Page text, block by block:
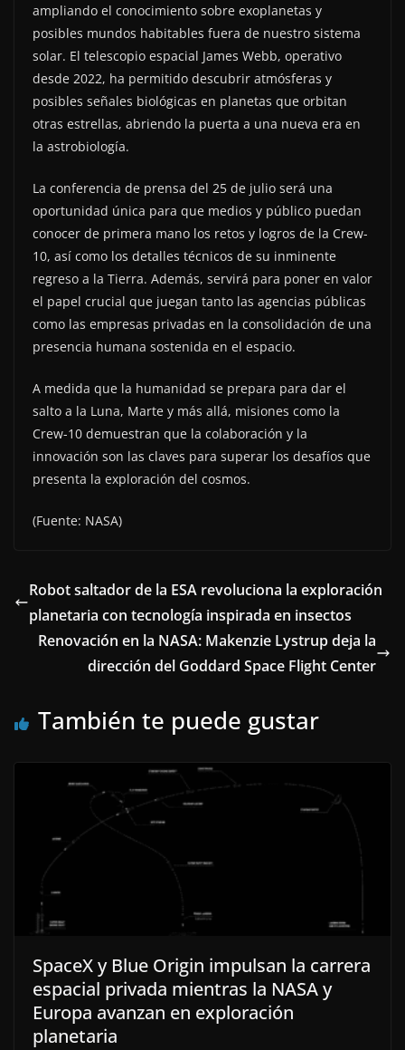
ampliando el conocimiento sobre exoplanetas y
posibles mundos habitables fuera de nuestro sistema
solar. El telescopio espacial James Webb, operativo
desde 2022, ha permitido descubrir atmósferas y
posibles señales biológicas en planetas que orbitan
otras estrellas, abriendo la puerta a una nueva era en
la astrobiología.
La conferencia de prensa del 25 de julio será una
oportunidad única para que medios y público puedan
conocer de primera mano los retos y logros de la Crew-
10, así como los detalles técnicos de su inminente
regreso a la Tierra. Además, servirá para poner en valor
el papel crucial que juegan tanto las agencias públicas
como las empresas privadas en la consolidación de una
presencia humana sostenida en el espacio.
A medida que la humanidad se prepara para dar el
salto a la Luna, Marte y más allá, misiones como la
Crew-10 demuestran que la colaboración y la
innovación son las claves para superar los desafíos que
presenta la exploración del cosmos.
(Fuente: NASA)
Robot saltador de la ESA revoluciona la exploración
planetaria con tecnología inspirada en insectos
Renovación en la NASA: Makenzie Lystrup deja la
dirección del Goddard Space Flight Center
También te puede gustar
SpaceX y Blue Origin impulsan la carrera
espacial privada mientras la NASA y
Europa avanzan en exploración
planetaria